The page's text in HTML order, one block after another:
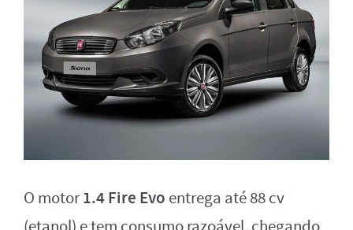
O motor1.4 Fire Evo entrega até 88 cv